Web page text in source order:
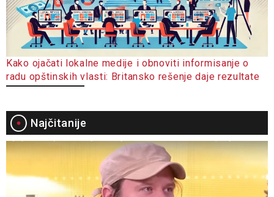
Kako ojačati lokalne medije i obnoviti informisanje o
radu opštinskih vlasti: Britansko rešenje daje rezultate
Najčitanije